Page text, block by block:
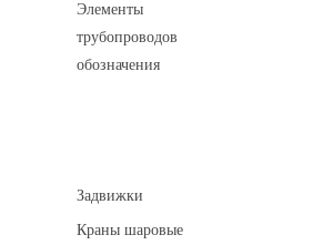
Элементы
трубопроводов
обозначения
Задвижки
Краны шаровые